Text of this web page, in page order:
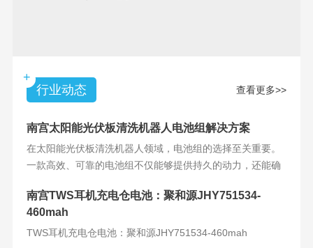
+
行业动态
查看更多>>
南宫太阳能光伏板清洗机器人电池组解决方案
在太阳能光伏板清洗机器人领域，电池组的选择至关重要。
一款高效、可靠的电池组不仅能够提供持久的动力，还能确
南宫TWS耳机充电仓电池：聚和源JHY751534-
460mah
TWS耳机充电仓电池：聚和源JHY751534-460mah